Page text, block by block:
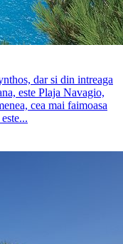
dar si din intreaga
este Plaja Navagio,
cea mai faimoasa